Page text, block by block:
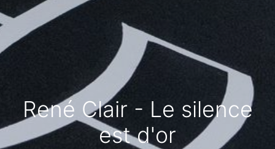
René Clair - Le silence
est d'or